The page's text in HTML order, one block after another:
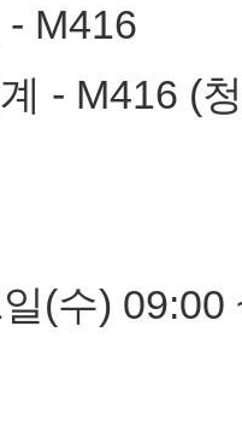
M416
- M416 (
(수)